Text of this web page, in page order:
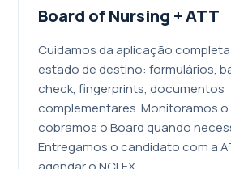
Board of Nursing + ATT
Cuidamos da aplicação
estado de destino: formulários,
check, fingerprints, documentos
complementares. Monitoramos
cobramos o Board quando
Entregamos o candidato com a